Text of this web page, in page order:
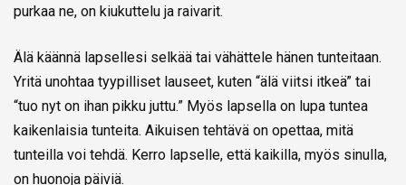
purkaa ne, on kiukuttelu ja raivarit.
Älä käännä lapsellesi selkää tai vähättele hänen tunteitaan.
Yritä unohtaa tyypilliset lauseet, kuten “älä viitsi itkeä” tai
“tuo nyt on ihan pikku juttu.” Myös lapsella on lupa tuntea
kaikenlaisia tunteita. Aikuisen tehtävä on opettaa, mitä
tunteilla voi tehdä. Kerro lapselle, että kaikilla, myös sinulla,
on huonoja päiviä.